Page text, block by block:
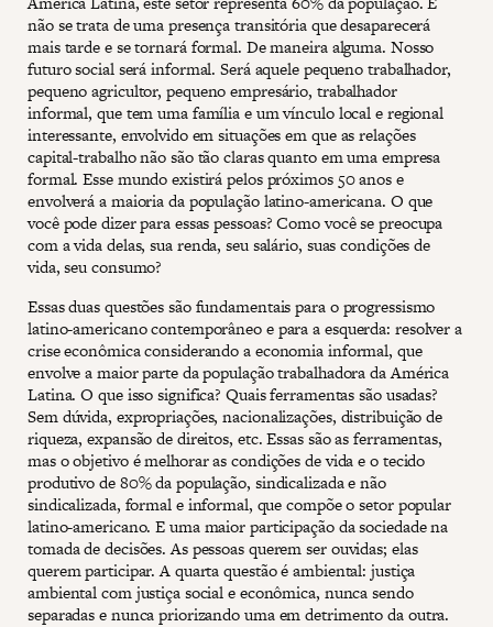
não se trata de uma presença transitória que desaparecerá
mais tarde e se tornará formal. De maneira alguma. Nosso
futuro social será informal. Será aquele pequeno trabalhador,
pequeno agricultor, pequeno empresário, trabalhador
informal, que tem uma família e um vínculo local e regional
interessante, envolvido em situações em que as relações
capital-trabalho não são tão claras quanto em uma empresa
formal. Esse mundo existirá pelos próximos 50 anos e
envolverá a maioria da população latino-americana. O que
você pode dizer para essas pessoas? Como você se preocupa
com a vida delas, sua renda, seu salário, suas condições de
vida, seu consumo?
Essas duas questões são fundamentais para o progressismo
latino-americano contemporâneo e para a esquerda: resolver a
crise econômica considerando a economia informal, que
envolve a maior parte da população trabalhadora da América
Latina. O que isso significa? Quais ferramentas são usadas?
Sem dúvida, expropriações, nacionalizações, distribuição de
riqueza, expansão de direitos, etc. Essas são as ferramentas,
mas o objetivo é melhorar as condições de vida e o tecido
produtivo de 80% da população, sindicalizada e não
sindicalizada, formal e informal, que compõe o setor popular
latino-americano. E uma maior participação da sociedade na
tomada de decisões. As pessoas querem ser ouvidas; elas
querem participar. A quarta questão é ambiental: justiça
ambiental com justiça social e econômica, nunca sendo
separadas e nunca priorizando uma em detrimento da outra.